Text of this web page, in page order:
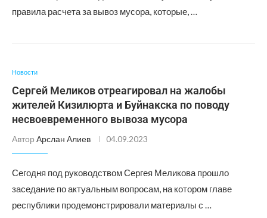
правила расчета за вывоз мусора, которые, …
Новости
Сергей Меликов отреагировал на жалобы
жителей Кизилюрта и Буйнакска по поводу
несвоевременного вывоза мусора
Автор Арслан Алиев 04.09.2023
Сегодня под руководством Сергея Меликова прошло
заседание по актуальным вопросам, на котором главе
республики продемонстрировали материалы с …